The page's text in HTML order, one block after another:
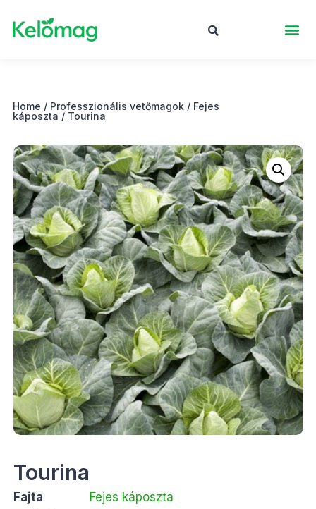
Home / Professzionális vetőmagok/ Fejes
káposzta / Tourina
Tourina
Fajta
Fejes káposzta